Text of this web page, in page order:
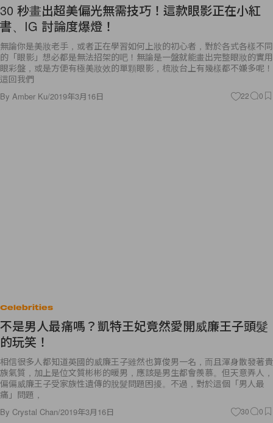
30 秒畫出超美偏光無需技巧！這款眼影正在小紅
書、IG 討論度爆燈！
無論你是美妝老手，或者正在學習如何上妝的初心者，對於各式各樣不同
的「眼影」想必都是無法招架的吧！無論是一盤就能畫出完整眼妝的實用
眼彩盤，或是方便有極美妝效的單顆眼影，梳妝台上有幾樣都不嫌多呢！
這回我們
By Amber Ku/2019年3月16日 22 0
Celebrities
不是男人最痛嗎？凱特王妃竟然愛開威廉王子頭髮
的玩笑！
相信很多人都知道英國的威廉王子雖然也算俊男一名，而且渾身散發著貴
族氣質，加上是位文質彬彬的暖男，應該是男生都會羨慕。但天意弄人，
偏偏威廉王子受家族性遺傳的脫髮問題困擾。不過，對於這個「男人最
痛」問題，
By Crystal Chan/2019年3月16日 30 0